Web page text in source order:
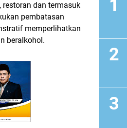
restoran dan termasuk
pembatasan
memperlihatkan
beralkohol.